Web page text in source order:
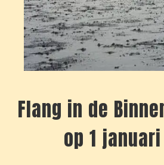
Flang in de
op 1